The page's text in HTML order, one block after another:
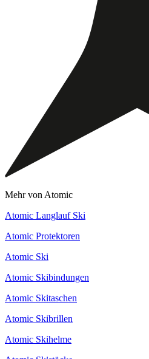
Mehr von Atomic
Atomic Langlauf Ski
Atomic Protektoren
Atomic Ski
Atomic Skibindungen
Atomic Skitaschen
Atomic Skibrillen
Atomic Skihelme